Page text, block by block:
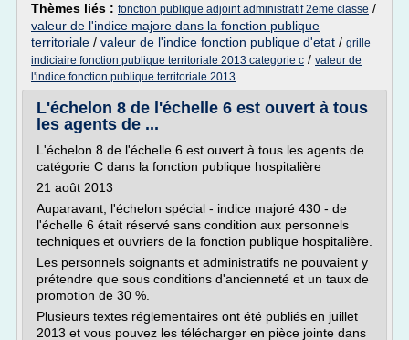
Thèmes liés : fonction publique adjoint administratif 2eme classe /
valeur de l'indice majore dans la fonction publique
territoriale / valeur de l'indice fonction publique d'etat / grille
indiciaire fonction publique territoriale 2013 categorie c / valeur de
l'indice fonction publique territoriale 2013
L'échelon 8 de l'échelle 6 est ouvert à tous
les agents de ...
L'échelon 8 de l'échelle 6 est ouvert à tous les agents de
catégorie C dans la fonction publique hospitalière
21 août 2013
Auparavant, l'échelon spécial - indice majoré 430 - de
l'échelle 6 était réservé sans condition aux personnels
techniques et ouvriers de la fonction publique hospitalière.
Les personnels soignants et administratifs ne pouvaient y
prétendre que sous conditions d'ancienneté et un taux de
promotion de 30 %.
Plusieurs textes réglementaires ont été publiés en juillet
2013 et vous pouvez les télécharger en pièce jointe dans